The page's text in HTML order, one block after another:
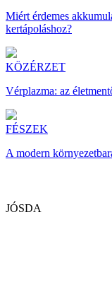
Miért érdemes
kertápoláshoz?
KÖZÉRZET
Vérplazma: az
FÉSZEK
A modern
JÓSDA